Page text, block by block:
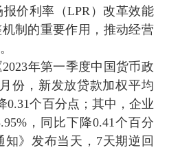
报价利率（LPR）改革效能
制的重要作用 ，推动经营
年第一季度中国货币政
份，新发放贷款加权平均
个百分点；其中，企业
，同比下降0.41个百分
知》发布当天 ，7天期逆回